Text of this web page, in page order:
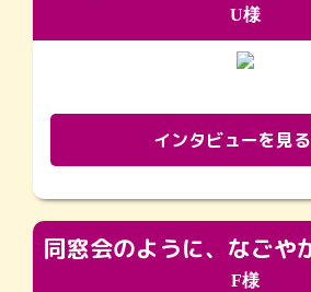
U様
インタビューを見る
F様